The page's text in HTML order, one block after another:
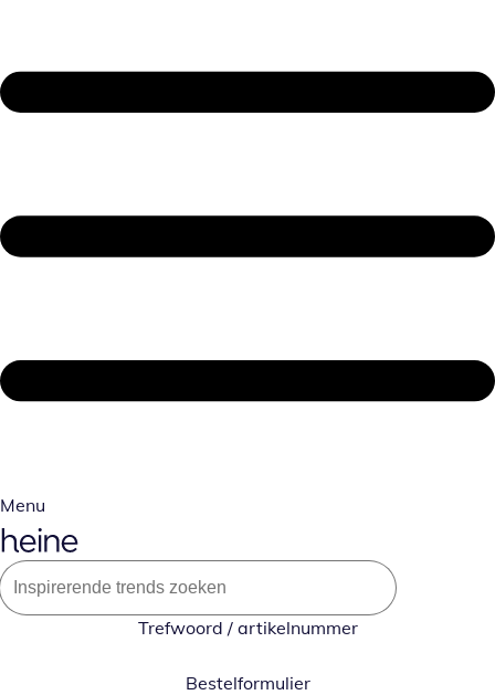
Menu
Trefwoord / artikelnummer
Bestelformulier